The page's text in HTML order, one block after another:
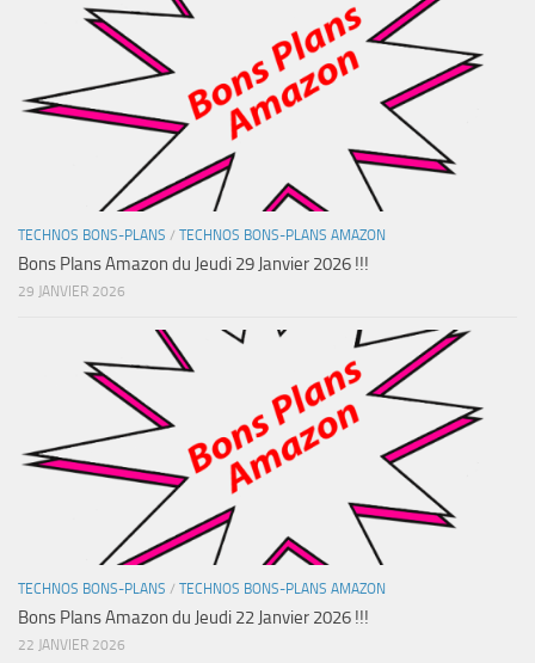
TECHNOS BONS-PLANS / TECHNOS BONS-PLANS AMAZON
Bons Plans Amazon du Jeudi 29 Janvier 2026 !!!
29 JANVIER 2026
TECHNOS BONS-PLANS / TECHNOS BONS-PLANS AMAZON
Bons Plans Amazon du Jeudi 22 Janvier 2026 !!!
22 JANVIER 2026